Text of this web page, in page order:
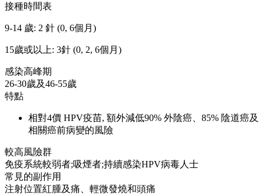
接種時間表
9-14 歲: 2 針 (0, 6個月)
15歲或以上: 3針 (0, 2, 6個月)
感染高峰期
26-30歲及46-55歲
特點
相對4價 HPV疫苗, 額外減低90% 外陰癌、85% 陰道癌及
相關癌前病變的風險
較高風險群
免疫系統較弱者;吸煙者;持續感染HPV病毒人士
常見的副作用
注射位置紅腫及痛、輕微發燒和頭痛